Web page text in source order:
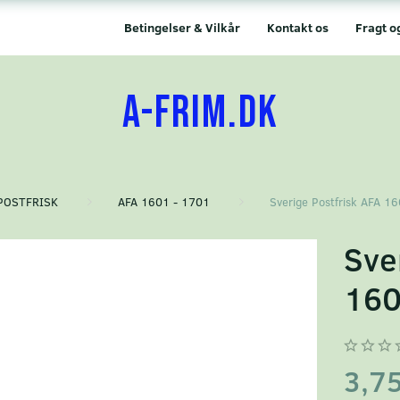
Fragt
Kontakt os
Betingelser & Vilkår
A-FRIM.DK
AFA 1601 - 1701 Sverige Postfrisk AFA